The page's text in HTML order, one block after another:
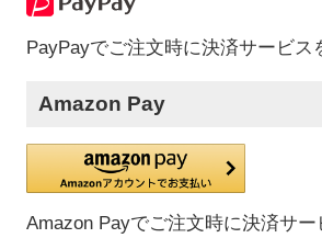
PayPayでご注文時に決済サービス
Amazon Pay
Amazon Payでご注文時に決済サー